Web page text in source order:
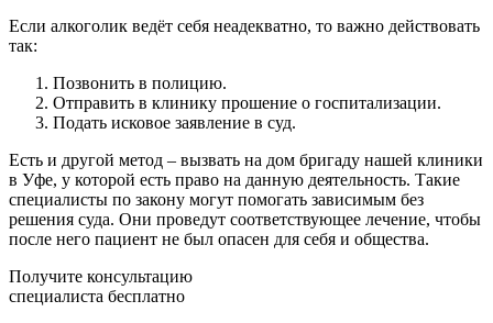
Если алкоголик ведёт себя неадекватно, то важно действовать
так:
Позвонить в полицию.
Отправить в клинику прошение о госпитализации.
Подать исковое заявление в суд.
Есть и другой метод – вызвать на дом бригаду нашей клиники
в Уфе, у которой есть право на данную деятельность. Такие
специалисты по закону могут помогать зависимым без
решения суда. Они проведут соответствующее лечение, чтобы
после него пациент не был опасен для себя и общества.
Получите консультацию
специалиста бесплатно